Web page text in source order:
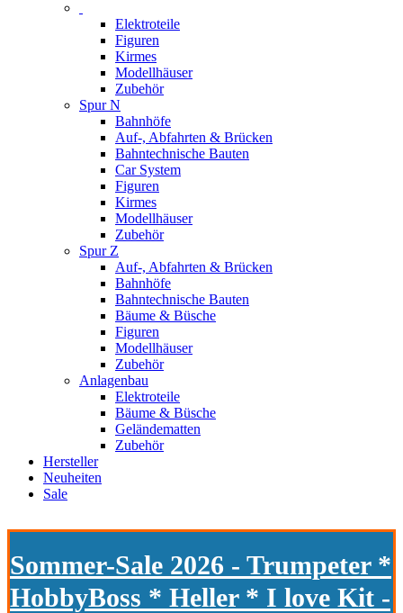
Elektroteile
Figuren
Kirmes
Modellhäuser
Zubehör
Spur N
Bahnhöfe
Auf-, Abfahrten & Brücken
Bahntechnische Bauten
Car System
Figuren
Kirmes
Modellhäuser
Zubehör
Spur Z
Auf-, Abfahrten & Brücken
Bahnhöfe
Bahntechnische Bauten
Bäume & Büsche
Figuren
Modellhäuser
Zubehör
Anlagenbau
Elektroteile
Bäume & Büsche
Geländematten
Zubehör
Hersteller
Neuheiten
Sale
Sommer-Sale 2026 - Trumpeter *
HobbyBoss * Heller * I love Kit -